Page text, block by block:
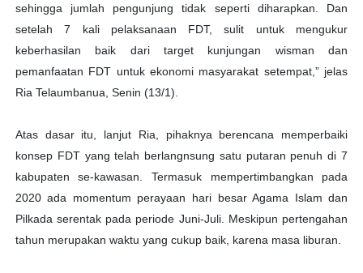
sehingga jumlah pengunjung tidak seperti diharapkan. Dan
setelah 7 kali pelaksanaan FDT, sulit untuk mengukur
keberhasilan baik dari target kunjungan wisman dan
pemanfaatan FDT untuk ekonomi masyarakat setempat,” jelas
Ria Telaumbanua, Senin (13/1).
Atas dasar itu, lanjut Ria, pihaknya berencana memperbaiki
konsep FDT yang telah berlangnsung satu putaran penuh di 7
kabupaten se-kawasan. Termasuk mempertimbangkan pada
2020 ada momentum perayaan hari besar Agama Islam dan
Pilkada serentak pada periode Juni-Juli. Meskipun pertengahan
tahun merupakan waktu yang cukup baik, karena masa liburan.